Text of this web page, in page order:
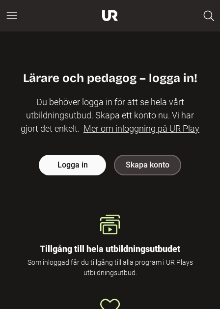
Lärare och pedagog – logga in!
Du behöver logga in för att se hela vårt
utbildningsutbud. Skapa ett konto nu. Vi har
gjort det enkelt. Mer om inloggning på UR Play
Logga in Skapa konto
Tillgång till hela utbildningsutbudet
Som inloggad får du tillgång till alla program i UR Plays
utbildningsutbud.